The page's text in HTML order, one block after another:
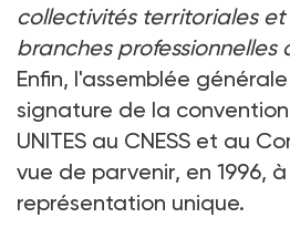
collectivités territoriales et
branches professionnelles
Enfin, l'assemblée
signature de la
UNITES au CNESS et au
vue de parvenir, en 1996,
représentation unique.